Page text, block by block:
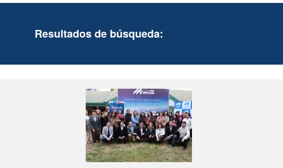
Resultados de búsqueda: